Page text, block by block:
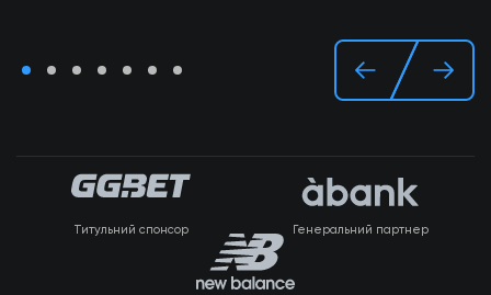
Титульний спонсор Генеральний партнер